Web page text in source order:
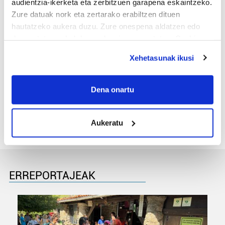
audientzia-ikerketa eta zerbitzuen garapena eskaintzeko.
Zure datuak nork eta zertarako erabiltzen dituen
hautatzeko aukera duzu. Zure onespena aldatzen edo
If you allow, we would also like to:
Collect information about your geographical
meters
Identify your device by actively scanning it for
specific characteristics (fingerprinting)
prozesatzen ditugu, zure IP zenbakia, besteak beste,
teknologia erabiliz, cookieak adibidez, iragarki eta eduki
pertsonalizatuak eskaintzeko, iragarkiak eta edukia
Xehetasunak ikusi
Dena onartu
Aukeratu
MEMORIA HISTORIKOA
«Gai tabua izan da etxe gehienetan, jendeak
azkeneko momentuan hitz egin du»
ERREPORTAJEAK